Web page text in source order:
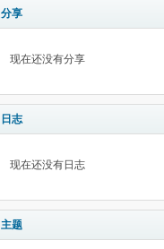
分享
现在还没有分享
日志
现在还没有日志
主题